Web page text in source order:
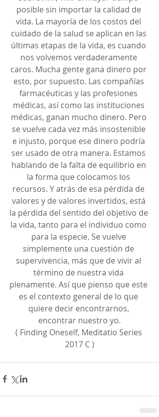
posible sin importar la calidad de
vida. La mayoría de los costos del
cuidado de la salud se aplican en las
últimas etapas de la vida, es cuando
nos volvemos verdaderamente
caros. Mucha gente gana dinero por
esto, por supuesto. Las compañías
farmacéuticas y las profesiones
médicas, así como las instituciones
médicas, ganan mucho dinero. Pero
se vuelve cada vez más insostenible
e injusto, porque ese dinero podría
ser usado de otra manera. Estamos
hablando de la falta de equilibrio en
la forma que colocamos los
recursos. Y atrás de esa pérdida de
valores y de valores invertidos, está
la pérdida del sentido del objetivo de
la vida, tanto para el individuo como
para la especie. Se vuelve
simplemente una cuestión de
supervivencia, más que de vivir al
término de nuestra vida
plenamente. Así que pienso que este
es el contexto general de lo que
quiere decir encontrarnos,
encontrar nuestro yo.
( Finding Oneself, Meditatio Series
2017 C )